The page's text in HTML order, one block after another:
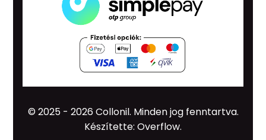
© 2025 - 2026 Collonil. Minden jog fenntartva.
Készítette: Overflow.